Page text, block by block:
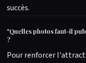
succès.
"Quelles photos faut-il
?
Pour renforcer